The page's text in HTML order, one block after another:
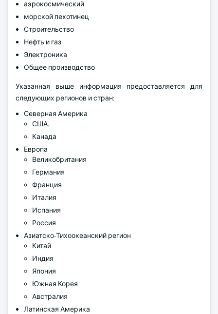
аэрокосмический
морской пехотинец
Строительство
Нефть и газ
Электроника
Общее производство
Указанная выше информация предоставляется для
следующих регионов и стран:
Северная Америка
США.
Канада
Европа
Великобритания
Германия
Франция
Италия
Испания
Россия
Азиатско-Тихоокеанский регион
Китай
Индия
Япония
Южная Корея
Австралия
Латинская Америка